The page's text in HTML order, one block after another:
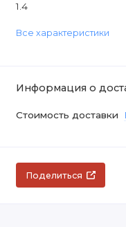
1.4
Все характеристики
Информация о
Стоимость доставки
Поделиться